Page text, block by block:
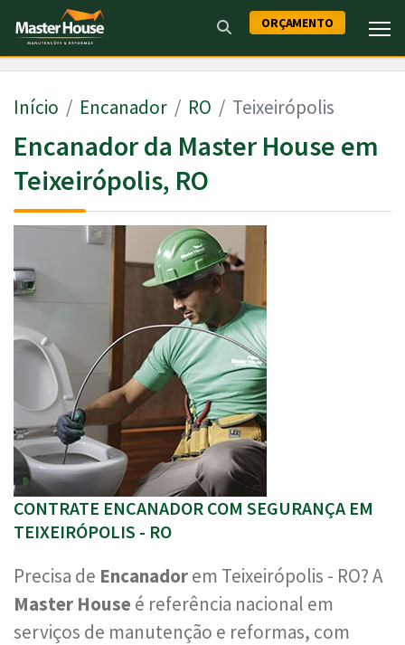
ORÇAMENTO
Início Encanador RO Teixeirópolis
Encanador da Master House em
Teixeirópolis, RO
CONTRATE ENCANADOR COM SEGURANÇA EM
TEIXEIRÓPOLIS - RO
Precisa de Encanadorem Teixeirópolis - RO? A
Master House é referência nacional em
serviços de manutenção e reformas, com